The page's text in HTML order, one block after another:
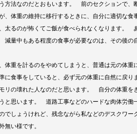
方法なのだとおもいます。 前のセクションで、
、体重の維持に移行するときに、自分に適切な
太るのが怖くてご飯が食べられなくなります。
量中もある程度の食事が必要なのは、その後の
体重を計るのをやめてしまうと、普通は元の体
に食事をしていると、必ず元の体重に自然に戻
リの壊れた人なのだと思います。 自分の体重を
と思います。 道路工事などのハードな肉体労働
でしょうけれど、残念ながら私などのデスクワ
無い様です。